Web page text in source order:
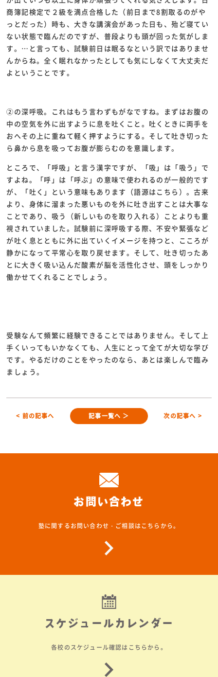
商簿記検定で２級を満点合格した（前日まで8割取るのがや
っとだった）時も、大きな講演会があった日も、殆ど寝てい
ない状態で臨んだのですが、普段よりも頭が回った気がしま
す。…と言っても、試験前日は眠るなという訳ではありませ
んからね。全く眠れなかったとしても気にしなくて大丈夫だ
よということです。
②の深呼吸。これはもう言わずもがなですね。まずはお腹の
中の空気を外に出すように息を吐くこと。吐くときに両手を
おへその上に重ねて軽く押すようにする。そして吐き切った
ら鼻から息を吸ってお腹が膨らむのを意識します。
ところで、「呼吸」と言う漢字ですが、「吸」は「吸う」で
すよね。「呼」は「呼ぶ」の意味で使われるのが一般的です
が、「吐く」という意味もあります（語源はこちら）。古来
より、身体に溜まった悪いものを外に吐き出すことは大事な
ことであり、吸う（新しいものを取り入れる）ことよりも重
視されていました。試験前に深呼吸する際、不安や緊張など
が吐く息とともに外に出ていくイメージを持つと、こころが
静かになって平常心を取り戻せます。そして、吐き切ったあ
とに大きく吸い込んだ酸素が脳を活性化させ、頭をしっかり
働かせてくれることでしょう。
受験なんて頻繁に経験できることではありません。そして上
手くいってもいかなくても、人生にとって全てが大切な学び
です。やるだけのことをやったのなら、あとは楽しんで臨み
ましょう。
< 前の記事へ 記事一覧へ ＞ 次の記事へ >
お問い合わせ
塾に関するお問い合わせ・ご相談はこちらから。
スケジュールカレンダー
各校のスケジュール確認はこちらから。